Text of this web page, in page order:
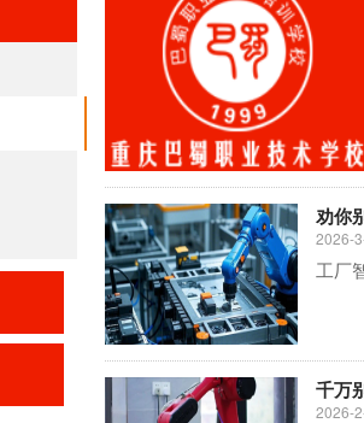
劝你
2026-
工厂
千万
2026-